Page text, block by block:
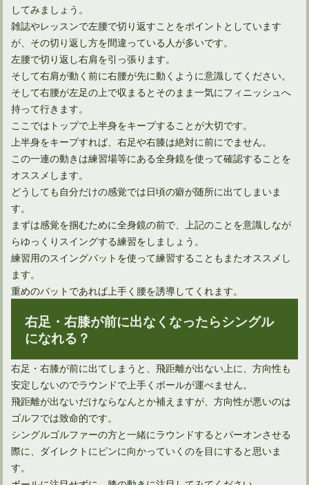
多くのプロ野球選手は、ゴルフの飛距離が凄いのは何で？
多くのゴルファー憧れ、ドライバーで300ヤード飛ばすには
ゴルフルールでのパター2本の是非とその効果について
正しい体重移動ピッチングフォームをゴルフスイングに生かす
してみましょう。
雑誌やレッスンで左腰で切り返すことをポイントとしています
が、その切り返し方を間違っている人が多いです。
左腰で切り返し右肩を引っ張ります。
そして右肩が動く前に右腰が先に動くように意識してください。
そして右腰が左足の上で収まるとそのまま一気にフィニッシュへ
持って行きます。
ここではトップで上半身をキープすることが大切です。
上半身をキープすれば、右足や右膝は絶対に前にでません。
この一連の動きは練習場等にある全身鏡を使って確認することを
オススメします。
どうしても自分だけの感覚では日頃の癖が随所に出てしまいま
す。
まずは感覚を掴むために全身鏡の前で、上記のことを意識しなが
らゆっくりスイングする練習をしましょう。
練習用のスイングバットを使って練習することもまたオススメし
ます。
重めのバットであれば上手く腰を誘導してくれます。
右足・右膝が前に出なくなったらシングル
になれる？
右足・右膝が前に出てしまうと、飛距離が出ない上に、方向性も
安定しないのでラウンドで上手くボールが運べません。
飛距離が出ないだけならなんとか補えますが、方向性が悪いのは
ゴルフでは致命的です。
シングルゴルファーの方と一緒にラウンドするとパーオンさせる
際に、ダイレクトにピンに向かっていくのを目にすると思いま
す。